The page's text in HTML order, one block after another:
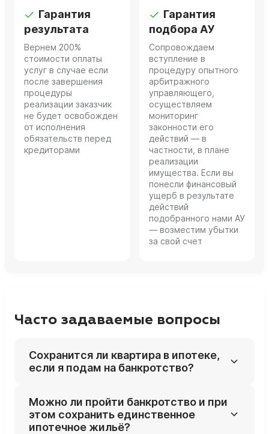
Гарантия
результата
Вернем 200%
стоимости оплаты
услуг в случае если
после завершения
процедуры
реализации заказчик
не будет освобожден
от исполнения
обязательств перед
кредиторами
Гарантия
подбора АУ
Сопровождаем
вступление в
процедуру опытного
арбитражного
управляющего,
осуществляем
мониторинг
законности его
действий — в
частности, в плане
реализации
имущества. Если вы
понесли финансовый
ущерб в результате
действий
подобранного нами АУ
— возместим убытки
за свой счет
Часто задаваемые вопросы
Сохранится ли квартира в ипотеке,
если я подам на банкротство?
жильём и по общему правилу включается в
конкурсную массу, то есть может быть
Можно ли пройти банкротство и при
этом сохранить единственное
ипотечное жильё?